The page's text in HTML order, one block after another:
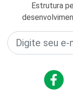
Estrutura